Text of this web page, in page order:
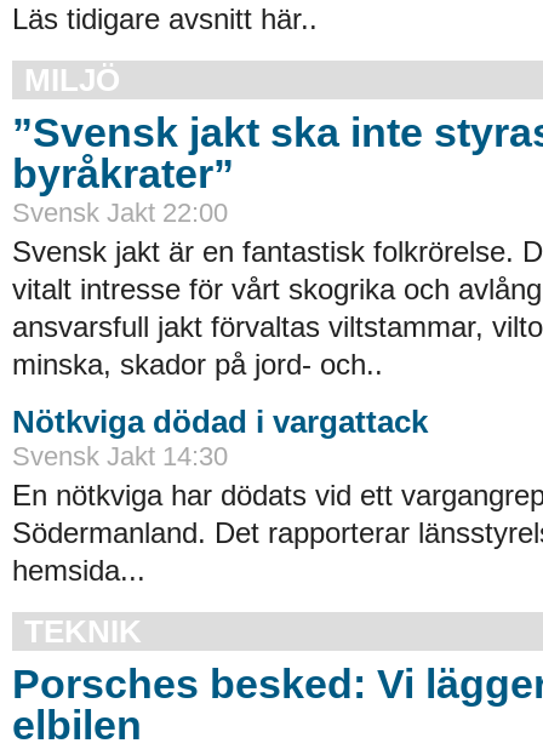
Läs tidigare avsnitt här..
MILJÖ
”Svensk jakt ska inte
byråkrater”
Svensk Jakt 22:00
Svensk jakt är en fantastisk folkrörelse.
vitalt intresse för vårt skogrika och
ansvarsfull jakt förvaltas viltstammar,
minska, skador på jord- och..
Nötkviga dödad i vargattack
Svensk Jakt 14:30
En nötkviga har dödats vid ett
Södermanland. Det rapporterar
hemsida...
TEKNIK
Porsches besked: Vi
elbilen